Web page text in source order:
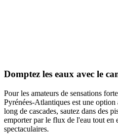
Domptez les eaux avec le
Pour les amateurs de sensations
Pyrénées-Atlantiques est une
long de cascades, sautez dans des
emporter par le flux de l'eau tout en
spectaculaires.